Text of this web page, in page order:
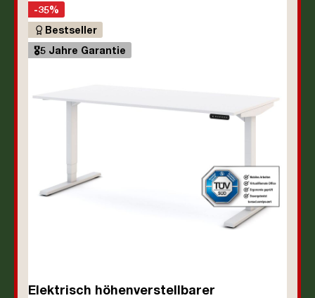
-35%
Bestseller
🎖️5 Jahre Garantie
Elektrisch höhenverstellbarer